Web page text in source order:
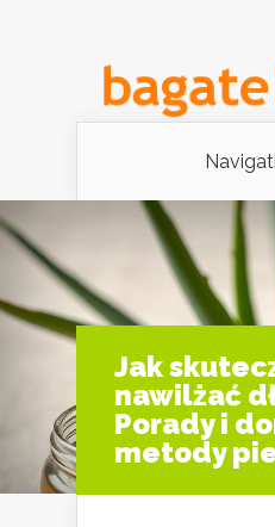
Jak
nawilżać
Porady i
metody